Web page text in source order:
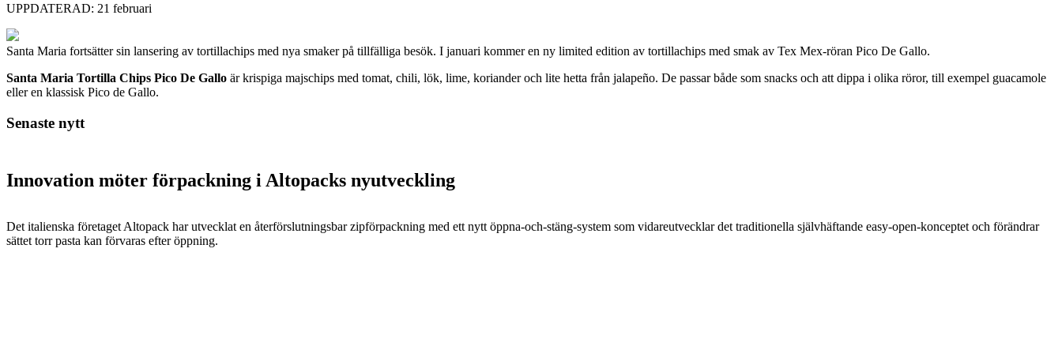
UPPDATERAD: 21 februari
Santa Maria fortsätter sin lansering av tortillachips med nya smaker på tillfälliga besök. I januari kommer en ny limited edition av tortillachips med smak av Tex Mex-röran Pico De Gallo.
Santa Maria Tortilla Chips Pico De Gallo är krispiga majschips med tomat, chili, lök, lime, koriander och lite hetta från jalapeño. De passar både som snacks och att dippa i olika röror, till exempel guacamole
eller en klassisk Pico de Gallo.
Senaste nytt
Innovation möter förpackning i Altopacks nyutveckling
Det italienska företaget Altopack har utvecklat en återförslutningsbar zipförpackning med ett nytt öppna-och-stäng-system som vidareutvecklar det traditionella självhäftande easy-open-konceptet och förändrar
sättet torr pasta kan förvaras efter öppning.